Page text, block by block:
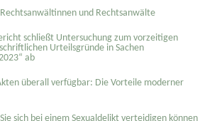
und Rechtsanwälte
schließt Untersuchung zum vorzeitigen
Urteilsgründe in Sachen
ab
überall verfügbar: Die Vorteile moderner
sich bei einem Sexual­delikt verteidigen können